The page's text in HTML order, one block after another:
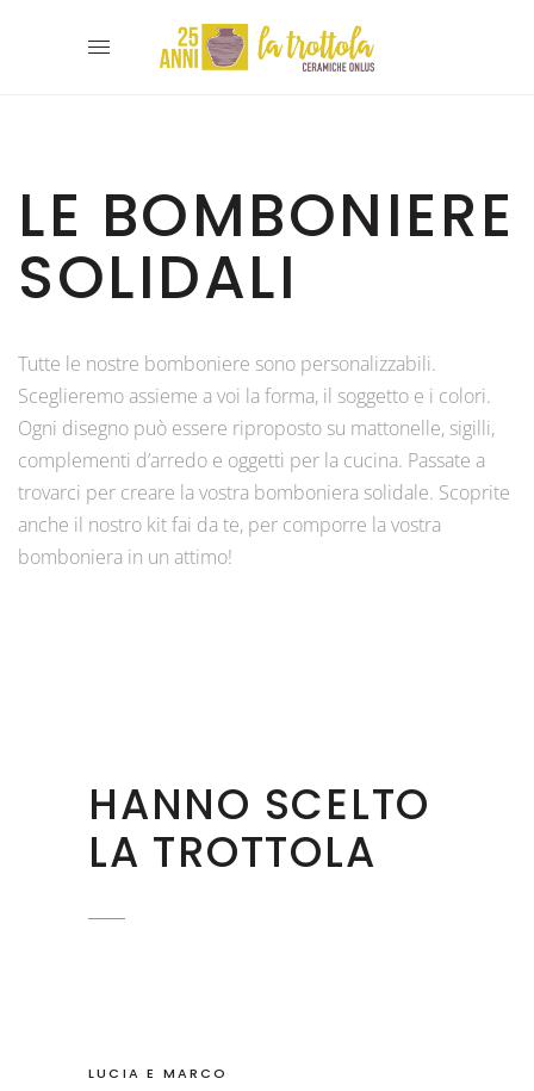
LE BOMBONIERE
SOLIDALI
Tutte le nostre bomboniere sono personalizzabili.
Sceglieremo assieme a voi la forma, il soggetto e i colori.
Ogni disegno può essere riproposto su mattonelle, sigilli,
complementi d’arredo e oggetti per la cucina. Passate a
trovarci per creare la vostra bomboniera solidale. Scoprite
anche il nostro kit fai da te, per comporre la vostra
bomboniera in un attimo!
HANNO SCELTO
LA TROTTOLA
LUCIA E MARCO